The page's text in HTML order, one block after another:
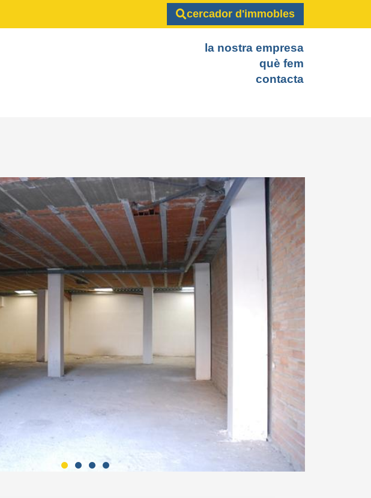
cercador d'immobles
la nostra empresa
què fem
contacta